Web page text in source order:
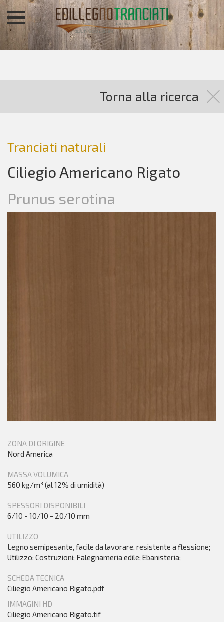
Torna alla ricerca
Tranciati naturali
Ciliegio Americano Rigato
Prunus serotina
ZONA DI ORIGINE
Nord America
MASSA VOLUMICA
560 kg/m³ (al 12% di umidità)
SPESSORI DISPONIBILI
6/10 - 10/10 - 20/10 mm
UTILIZZO
Legno semipesante, facile da lavorare, resistente a flessione;
Utilizzo: Costruzioni; Falegnameria edile; Ebanisteria;
SCHEDA TECNICA
Ciliegio Americano Rigato.pdf
IMMAGINI HD
Ciliegio Americano Rigato.tif